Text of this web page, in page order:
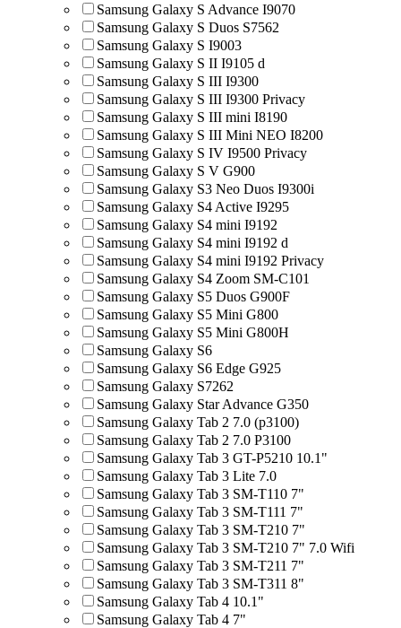
Samsung Galaxy S Advance I9070
Samsung Galaxy S Duos S7562
Samsung Galaxy S I9003
Samsung Galaxy S II I9105 d
Samsung Galaxy S III I9300
Samsung Galaxy S III I9300 Privacy
Samsung Galaxy S III mini I8190
Samsung Galaxy S III Mini NEO I8200
Samsung Galaxy S IV I9500 Privacy
Samsung Galaxy S V G900
Samsung Galaxy S3 Neo Duos I9300i
Samsung Galaxy S4 Active I9295
Samsung Galaxy S4 mini I9192
Samsung Galaxy S4 mini I9192 d
Samsung Galaxy S4 mini I9192 Privacy
Samsung Galaxy S4 Zoom SM-C101
Samsung Galaxy S5 Duos G900F
Samsung Galaxy S5 Mini G800
Samsung Galaxy S5 Mini G800H
Samsung Galaxy S6
Samsung Galaxy S6 Edge G925
Samsung Galaxy S7262
Samsung Galaxy Star Advance G350
Samsung Galaxy Tab 2 7.0 (p3100)
Samsung Galaxy Tab 2 7.0 P3100
Samsung Galaxy Tab 3 GT-P5210 10.1"
Samsung Galaxy Tab 3 Lite 7.0
Samsung Galaxy Tab 3 SM-T110 7"
Samsung Galaxy Tab 3 SM-T111 7"
Samsung Galaxy Tab 3 SM-T210 7"
Samsung Galaxy Tab 3 SM-T210 7" 7.0 Wifi
Samsung Galaxy Tab 3 SM-T211 7"
Samsung Galaxy Tab 3 SM-T311 8"
Samsung Galaxy Tab 4 10.1"
Samsung Galaxy Tab 4 7"